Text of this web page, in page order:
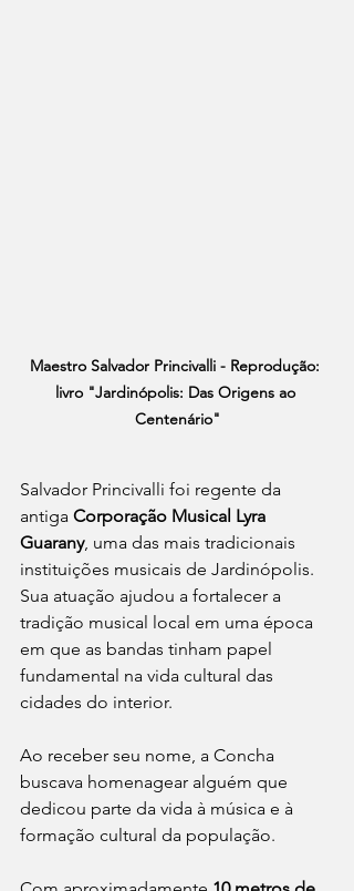
Maestro Salvador Princivalli - Reprodução:
livro "Jardinópolis: Das Origens ao
Centenário"
Salvador Princivalli foi regente da
antiga Corporação Musical Lyra
Guarany, uma das mais tradicionais
instituições musicais de Jardinópolis.
Sua atuação ajudou a fortalecer a
tradição musical local em uma época
em que as bandas tinham papel
fundamental na vida cultural das
cidades do interior.
Ao receber seu nome, a Concha
buscava homenagear alguém que
dedicou parte da vida à música e à
formação cultural da população.